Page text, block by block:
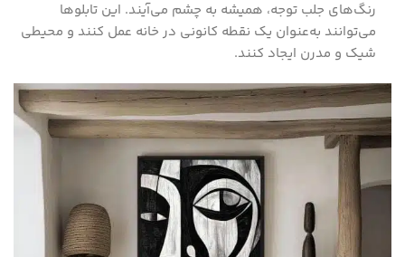
رنگ‌های جلب توجه، همیشه به چشم می‌آیند. این تابلوها
می‌توانند به‌عنوان یک نقطه کانونی در خانه عمل کنند و محیطی
شیک و مدرن ایجاد کنند.